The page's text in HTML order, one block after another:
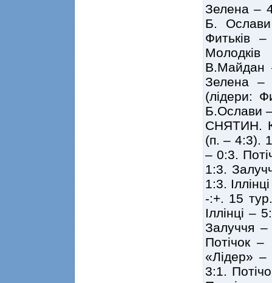
Зелена –
Б.
Фитьків
В.Майдан
Зелена
(лідери:
Б.Ослави
СНЯТИН.
(п. – 4:3).
– 0:3.
1:3.
1:3.
-:+. 15
Іллінці –
Залуччя
Потічок
«Лідер» –
3:1.